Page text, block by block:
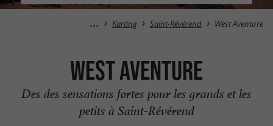
Karting Saint-Révérend West Aventure
West Aventure
Des des sensations fortes pour les grands et les
petits à Saint-Révérend